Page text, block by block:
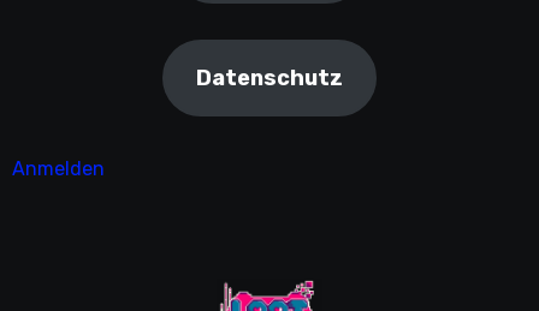
Datenschutz
Anmelden